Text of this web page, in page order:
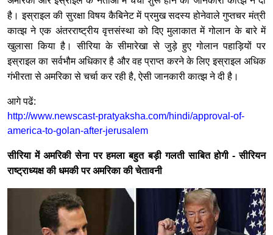
है। इस्राइल की सुरक्षा विषय कैबिनेट में प्रमुख सदस्य होनेवाले गुप्तचर मंत्री
कात्झ ने एक अंतरराष्ट्रीय वृत्तसंस्था को दिए मुलाकात में गोलान के बारे में
खुलासा किया है। सीरिया के सीमारेखा से जुड़े हुए गोलान पहाड़ियों पर
इस्राइल का सर्वभौम अधिकार है और वह प्राप्त करने के लिए इस्राइल अधिक
गंभीरता से अमरिका से चर्चा कर रही है, ऐसी जानकारी कात्झ ने दी है।
आगे पढें:
http://www.newscast-pratyaksha.com/hindi/approval-of-
america-to-golan-after-jerusalem
सीरिया में अमरिकी सेना पर हमला बहुत बड़ी गलती साबित होगी -सीरियन
राष्ट्राध्यक्ष की धमकी पर अमरिका की चेतावनी